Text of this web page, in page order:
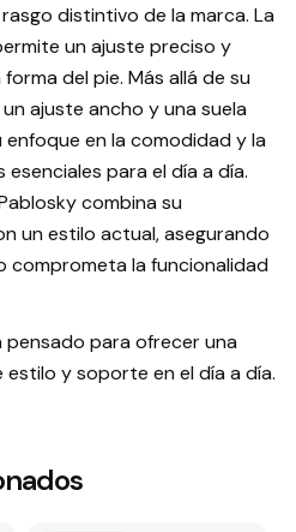
distintivo de la marca. La
un ajuste preciso y
del pie. Más allá de su
ajuste ancho y una suela
en la comodidad y la
para el día a día.
combina su
un estilo actual, asegurando
comprometa la funcionalidad
pensado para ofrecer una
y soporte en el día a día.